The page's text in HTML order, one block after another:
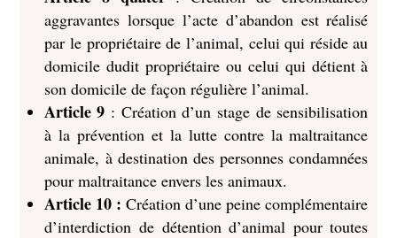
aggravantes lorsque l’acte d’abandon est réalisé
par le propriétaire de l’animal, celui qui réside au
domicile dudit propriétaire ou celui qui détient à
son domicile de façon régulière l’animal.
Article 9 : Création d’un stage de sensibilisation
à la prévention et la lutte contre la maltraitance
animale, à destination des personnes condamnées
pour maltraitance envers les animaux.
Article 10 :Création d’une peine complémentaire
d’interdiction de détention d’animal pour toutes